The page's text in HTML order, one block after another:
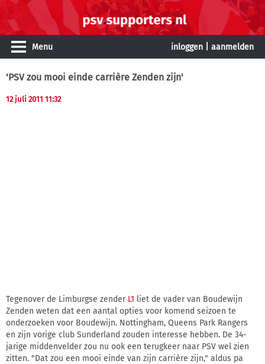
Menu inloggen aanmelden
'PSV zou mooi einde carrière Zenden zijn'
12 juli 2011 11:32
Tegenover de Limburgse zender L1 liet de vader van Boudewijn
Zenden weten dat een aantal opties voor komend seizoen te
onderzoeken voor Boudewijn. Nottingham, Queens Park Rangers
en zijn vorige club Sunderland zouden interesse hebben. De 34-
jarige middenvelder zou nu ook een terugkeer naar PSV wel zien
zitten. "Dat zou een mooi einde van zijn carrière zijn," aldus pa